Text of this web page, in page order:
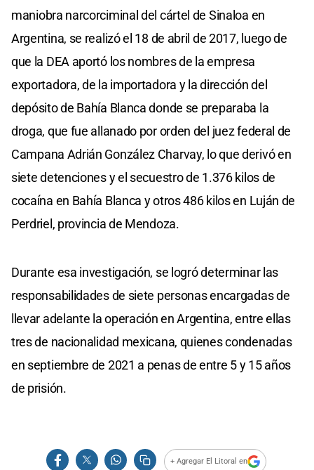
maniobra narcorciminal del cártel de Sinaloa en
Argentina, se realizó el 18 de abril de 2017, luego de
que la DEA aportó los nombres de la empresa
exportadora, de la importadora y la dirección del
depósito de Bahía Blanca donde se preparaba la
droga, que fue allanado por orden del juez federal de
Campana Adrián González Charvay, lo que derivó en
siete detenciones y el secuestro de 1.376 kilos de
cocaína en Bahía Blanca y otros 486 kilos en Luján de
Perdriel, provincia de Mendoza.
Durante esa investigación, se logró determinar las
responsabilidades de siete personas encargadas de
llevar adelante la operación en Argentina, entre ellas
tres de nacionalidad mexicana, quienes condenadas
en septiembre de 2021 a penas de entre 5 y 15 años
de prisión.
+ Agregar El Litoral en